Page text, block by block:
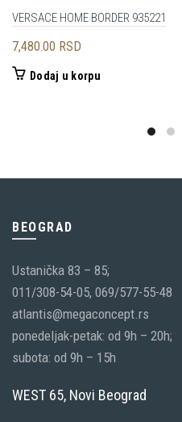
VERSACE HOME BORDER 935221
7,480.00 RSD
Dodaj u korpu
BEOGRAD
Ustanička 83 – 85;
011/308-54-05, 069/577-55-48
atlantis@megaconcept.rs
ponedeljak-petak: od 9h – 20h;
subota: od 9h – 15h
WEST 65, Novi Beograd